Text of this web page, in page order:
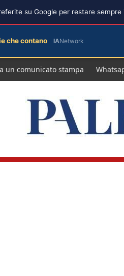
un comunicato stampa
su Google per restare sempre
che contano IANetwork